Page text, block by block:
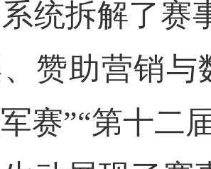
统拆解了赛
赞助营销
赛”“第十二